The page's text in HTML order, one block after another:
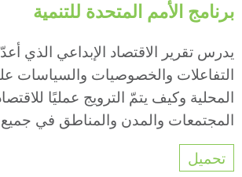
برنامج الأمم المتحدة للتنمية
يدرس تقرير الاقتصاد الإبداعي الذي
التفاعلات والخصوصيات والسياسات
المحلية وكيف يتمّ الترويج عمليًا
المجتمعات والمدن والمناطق في جميع
تحميل